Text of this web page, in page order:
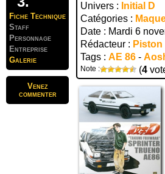
Fiche Technique
Staff
Personnage
Entreprise
Galerie
Venez
commenter
Univers : Initial D
Catégories :
Date : Mardi 6
Rédacteur :
Tags : AE 86 -
Note : (4